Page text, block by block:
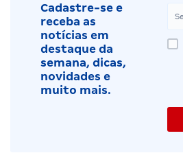
Cadastre-se e
receba as
notícias em
destaque da
semana, dicas,
novidades e
muito mais.